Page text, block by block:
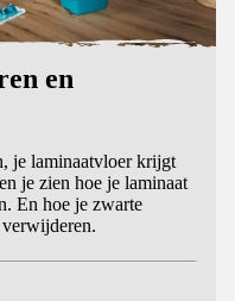
en
je laminaatvloer krijgt
je zien hoe je laminaat
En hoe je zwarte